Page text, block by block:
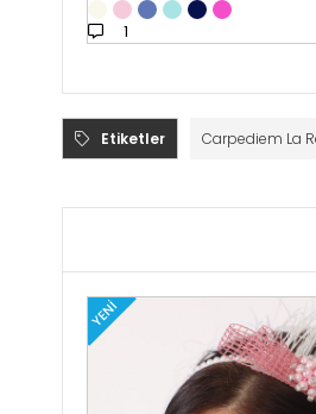
1
Etiketler Carpediem La
YENI